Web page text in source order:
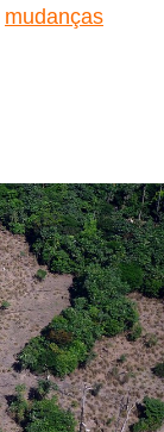
mudanças